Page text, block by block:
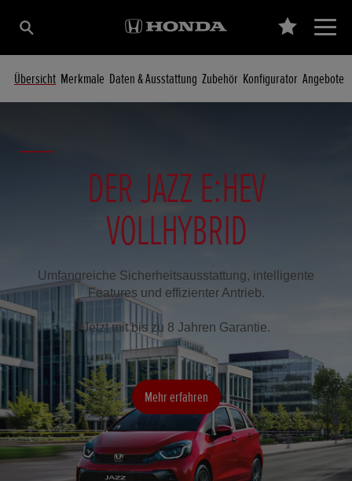
Übersicht Merkmale Daten & Ausstattung Zubehör Konfigurator Angebote
DER JAZZ E:HEV
VOLLHYBRID
Umfangreiche Sicherheitsausstattung, intelligente
Features und effizienter Antrieb.
Jetzt mit bis zu 8 Jahren Garantie.
Mehr erfahren